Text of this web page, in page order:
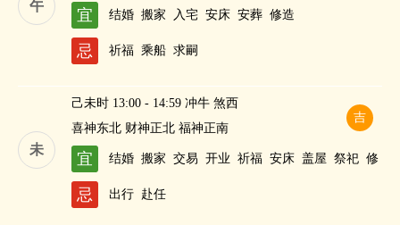
午
宜 结婚 搬家 入宅 安床 安葬 修造
忌 祈福 乘船 求嗣
未
吉
己未时 13:00 - 14:59 冲牛 煞西
喜神东北 财神正北 福神正南
宜 结婚 搬家 交易 开业 祈福 安床 盖屋 祭祀 修
造
作灶
忌 出行 赴任